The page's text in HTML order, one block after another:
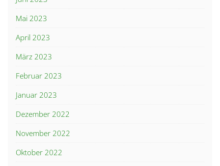
Mai 2023
April 2023
März 2023
Februar 2023
Januar 2023
Dezember 2022
November 2022
Oktober 2022